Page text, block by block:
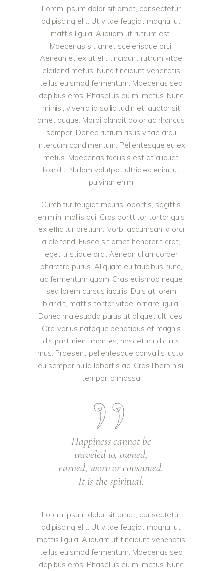
Lorem ipsum dolor sit amet, consectetur
adipiscing elit. Ut vitae feugiat magna, ut
mattis ligula. Aliquam ut rutrum est.
Maecenas sit amet scelerisque orci.
Aenean et ex ut elit tincidunt rutrum vitae
eleifend metus. Nunc tincidunt venenatis
tellus euismod fermentum. Maecenas sed
dapibus eros. Phasellus eu mi metus. Nunc
mi nisl, viverra id sollicitudin et, auctor sit
amet augue. Morbi blandit dolor ac rhoncus
semper. Donec rutrum risus vitae arcu
interdum condimentum. Pellentesque eu ex
metus. Maecenas facilisis est at aliquet
blandit. Nullam volutpat ultricies enim, ut
pulvinar enim
Curabitur feugiat mauris lobortis, sagittis
enim in, mollis dui. Cras porttitor tortor quis
ex efficitur pretium. Morbi accumsan id orci
a eleifend. Fusce sit amet hendrerit erat,
eget tristique orci. Aenean ullamcorper
pharetra purus. Aliquam eu faucibus nunc,
ac fermentum quam. Cras euismod neque
sed lorem cursus iaculis. Duis at lorem
blandit, mattis tortor vitae, ornare ligula.
Donec malesuada purus ut aliquet ultrices.
Orci varius natoque penatibus et magnis
dis parturient montes, nascetur ridiculus
mus. Praesent pellentesque convallis justo,
eu semper nulla lobortis ac. Cras libero nisi,
tempor id massa
Happiness cannot be
traveled to, owned,
earned, worn or consumed.
It is the spiritual.
Lorem ipsum dolor sit amet, consectetur
adipiscing elit. Ut vitae feugiat magna, ut
mattis ligula. Aliquam ut tincidunt venenatis
tellus euismod fermentum. Maecenas sed
dapibus eros. Phasellus eu mi metus. Nunc